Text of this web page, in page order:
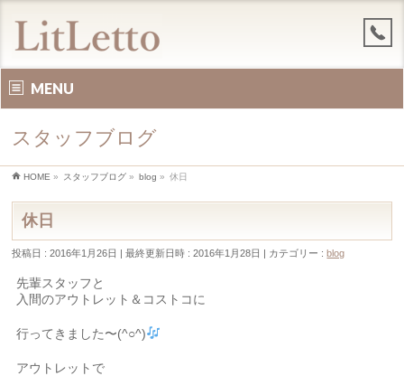
MENU
スタッフブログ
HOME » スタッフブログ » blog » 休日
休日
投稿日 : 2016年1月26日 最終更新日時 : 2016年1月28日 カテゴリー :blog
先輩スタッフと
入間のアウトレット＆コストコに
行ってきました〜(^○^)
アウトレットで